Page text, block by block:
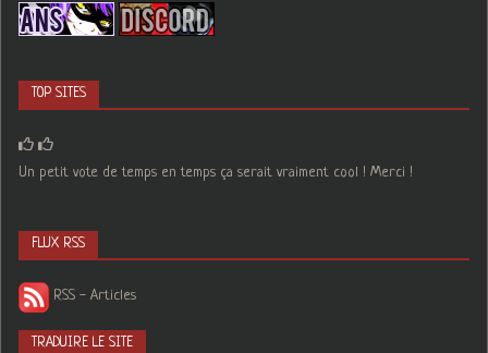
TOP SITES
Un petit vote de temps en temps ça serait vraiment cool ! Merci !
FLUX RSS
RSS - Articles
TRADUIRE LE SITE